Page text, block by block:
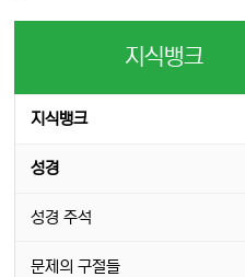
지식뱅크
지식뱅크
성경
성경 주석
문제의 구절들